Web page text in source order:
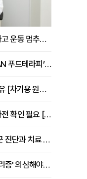
팔 들기 어려운 오십견, 통증 줄었다고 운동 멈추면 안 되는 이유 [이병욱 원장 칼럼]
리엔에이치, 암경험자 대상 ‘RE:CAN 푸드테라피’ 운영
허리 MRI는 정상인데 계속 아픈 이유 [차기용 원장 칼럼]
휴가철 건강검진, 금식·복용약 등 사전 확인 필요 [정도감 원장 칼럼]
손 저림 반복된다면 손목터널증후군 진단과 치료 시기 살펴야 [김동현 원장 칼럼]
손발톱 들뜨고 벗겨진다면 '조갑박리증' 의심해야 [김철윤 원장 칼럼]